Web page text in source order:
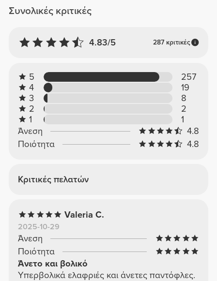
Συνολικές κριτικές
4.83/5 287 κριτικές
5
257
4
19
3
8
2
2
1
1
Άνεση
4.8
Ποιότητα
4.8
Κριτικές πελατών
Valeria C.
2025-10-29
Άνεση
Ποιότητα
Άνετο και βολικό
Υπερβολικά ελαφριές και άνετες παντόφλες.